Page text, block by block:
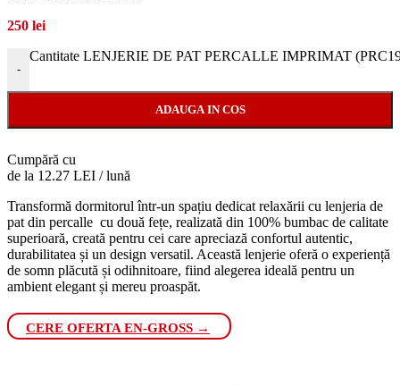
250 lei
-
Cantitate LENJERIE DE PAT PERCALLE IMPRIMAT
ADAUGA IN COS
Cumpără cu
de la 12.27 LEI / lună
Transformă dormitorul într-un spațiu dedicat relaxării cu lenjeria de
pat din percalle cu două fețe, realizată din 100% bumbac de calitate
superioară, creată pentru cei care apreciază confortul autentic,
durabilitatea și un design versatil. Această lenjerie oferă o experiență
de somn plăcută și odihnitoare, fiind alegerea ideală pentru un
ambient elegant și mereu proaspăt.
CERE OFERTA EN-GROSS →